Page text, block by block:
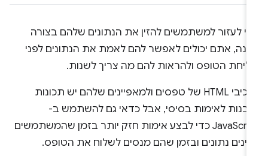
לעזור למשתמשים להזין את הנתונים שלהם בצורה
אתם יכולים לאפשר להם לאמת את הנתונים לפני
הטופס ולהראות להם מה צריך לשנות.
לרכיבי HTML של טפסים ולמאפיינים שלהם יש תכונות
לאימות בסיסי, אבל כדאי גם להשתמש ב-
JavaScript כדי לבצע אימות חזק יותר בזמן שהמשתמשים
נתונים ובזמן שהם מנסים לשלוח את הטופס.